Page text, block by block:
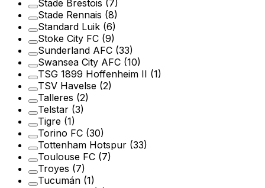
Stade Brestois (7)
Stade Rennais (8)
Standard Luik (6)
Stoke City FC (9)
Sunderland AFC (33)
Swansea City AFC (10)
TSG 1899 Hoffenheim II (1)
TSV Havelse (2)
Talleres (2)
Telstar (3)
Tigre (1)
Torino FC (30)
Tottenham Hotspur (33)
Toulouse FC (7)
Troyes (7)
Tucumán (1)